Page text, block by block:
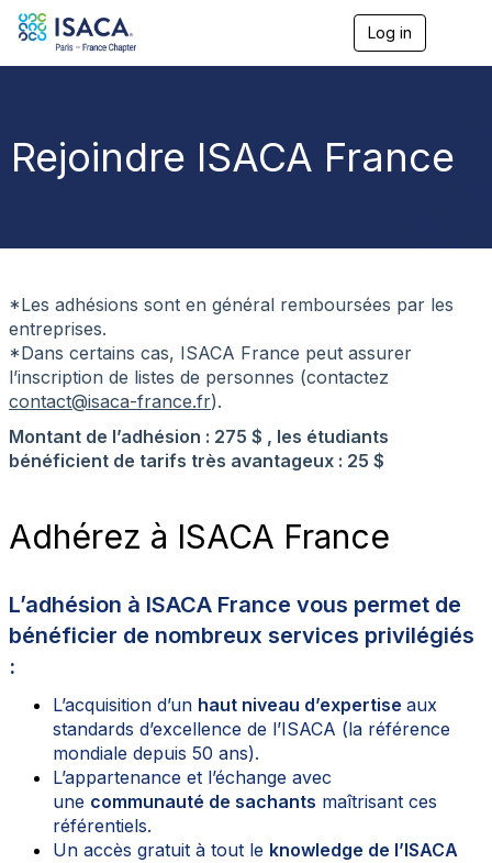
Log in
a
Rejoindre ISACA France
*Les adhésions sont en général remboursées par les
entreprises.
*Dans certains cas, ISACA France peut assurer
l’inscription de listes de personnes (contactez
contact@isaca-france.fr).
Montant de l’adhésion : 275 $ , les étudiants
bénéficient de tarifs très avantageux : 25 $
Adhérez à ISACA France
L’adhésion à ISACA France vous permet de
bénéficier de nombreux services privilégiés
:
L’acquisition d’un haut niveau d’expertise aux
standards d’excellence de l’ISACA (la référence
mondiale depuis 50 ans).
L’appartenance et l’échange avec
une communauté de sachants maîtrisant ces
référentiels.
Un accès gratuit à tout le knowledge de l’ISACA